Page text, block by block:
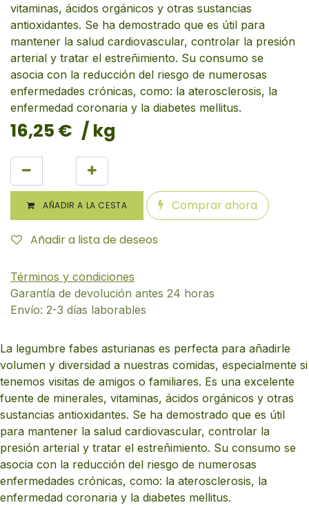
vitaminas, ácidos orgánicos y otras sustancias
antioxidantes. Se ha demostrado que es útil para
mantener la salud cardiovascular, controlar la presión
arterial y tratar el estreñimiento. Su consumo se
asocia con la reducción del riesgo de numerosas
enfermedades crónicas, como: la aterosclerosis, la
enfermedad coronaria y la diabetes mellitus.
16,25 € / kg
AÑADIR A LA CESTA Comprar ahora
Añadir a lista de deseos
Términos y condiciones
Garantía de devolución antes 24 horas
Envío: 2-3 días laborables
La legumbre fabes asturianas es perfecta para añadirle
volumen y diversidad a nuestras comidas, especialmente si
tenemos visitas de amigos o familiares. Es una excelente
fuente de minerales, vitaminas, ácidos orgánicos y otras
sustancias antioxidantes. Se ha demostrado que es útil
para mantener la salud cardiovascular, controlar la
presión arterial y tratar el estreñimiento. Su consumo se
asocia con la reducción del riesgo de numerosas
enfermedades crónicas, como: la aterosclerosis, la
enfermedad coronaria y la diabetes mellitus.